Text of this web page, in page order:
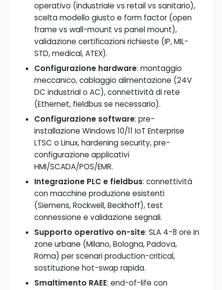
operativo (industriale vs retail vs sanitario),
scelta modello giusto e form factor (open
frame vs wall-mount vs panel mount),
validazione certificazioni richieste (IP, MIL-
STD, medical, ATEX).
Configurazione hardware: montaggio
meccanico, cablaggio alimentazione (24V
DC industrial o AC), connettività di rete
(Ethernet, fieldbus se necessario).
Configurazione software: pre-
installazione Windows 10/11 IoT Enterprise
LTSC o Linux, hardening security, pre-
configurazione applicativi
HMI/SCADA/POS/EMR.
Integrazione PLC e fieldbus: connettività
con macchine produzione esistenti
(Siemens, Rockwell, Beckhoff), test
connessione e validazione segnali.
Supporto operativo on-site: SLA 4-8 ore in
zone urbane (Milano, Bologna, Padova,
Roma) per scenari production-critical,
sostituzione hot-swap rapida.
Smaltimento RAEE: end-of-life con